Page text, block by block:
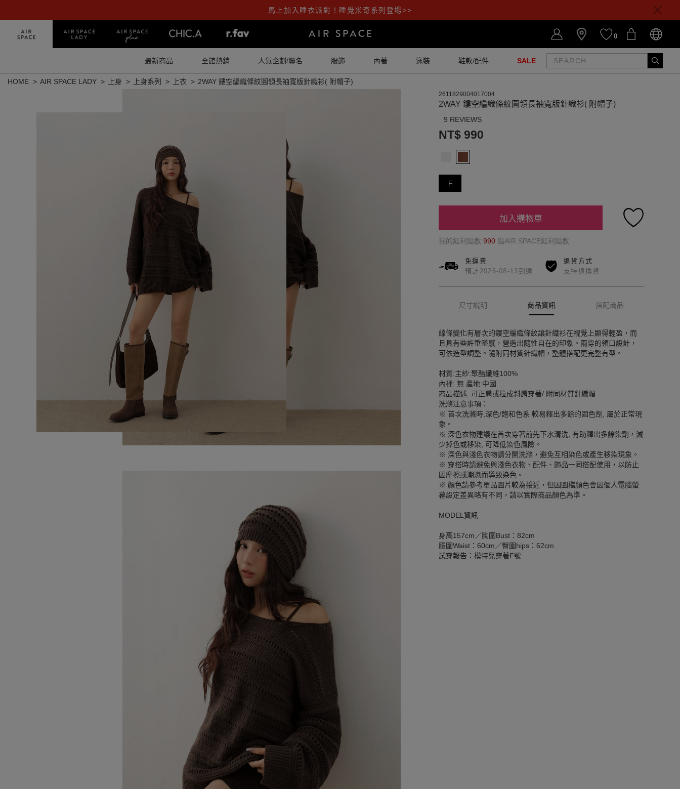
馬上加入睡衣派對！睡覺米奇系列登場>>
0
最新商品 全館熱銷 人氣企劃/聯名 服飾 內著 泳裝 鞋款/配件 SALE
HOME AIR SPACE LADY 上身 上身系列 上衣 2WAY 鏤空編織條紋圓領長袖寬版針織衫( 附帽子)
2611829004017004
2WAY 鏤空編織條紋圓領長袖寬版針織衫( 附帽子)
9 REVIEWS
NT$ 990
F
加入購物車
我的紅利點數 990 點AIR SPACE紅利點數
免運費
預計2026-08-13到達
退貨方式
支持退換貨
尺寸說明 商品資訊 搭配商品
線條變化有層次的鏤空編織條紋讓針織衫在視覺上顯得輕盈，而
且具有些許垂墜感，營造出隨性自在的印象。兩穿的領口設計，
可依造型調整。隨附同材質針織帽，整體搭配更完整有型。
材質:主紗:聚酯纖維100%
內裡: 無 產地:中國
商品描述: 可正肩或拉成斜肩穿著/ 附同材質針織帽
洗滌注意事項：
※ 首次洗滌時,深色/飽和色系 較易釋出多餘的固色劑, 屬於正常現
象。
※ 深色衣物建議在首次穿著前先下水清洗, 有助釋出多餘染劑，減
少掉色或移染, 可降低染色風險。
※ 深色與淺色衣物請分開洗滌，避免互相染色或產生移染現象。
※ 穿搭時請避免與淺色衣物、配件、飾品一同搭配使用，以防止
因摩擦或潮濕而導致染色。
※ 顏色請參考單品圖片較為接近，但因圖檔顏色會因個人電腦螢
幕設定差異略有不同，請以實際商品顏色為準。
MODEL資訊
身高157cm／胸圍Bust：82cm
腰圍Waist：60cm／臀圍hips：62cm
試穿報告：模特兒穿著F號